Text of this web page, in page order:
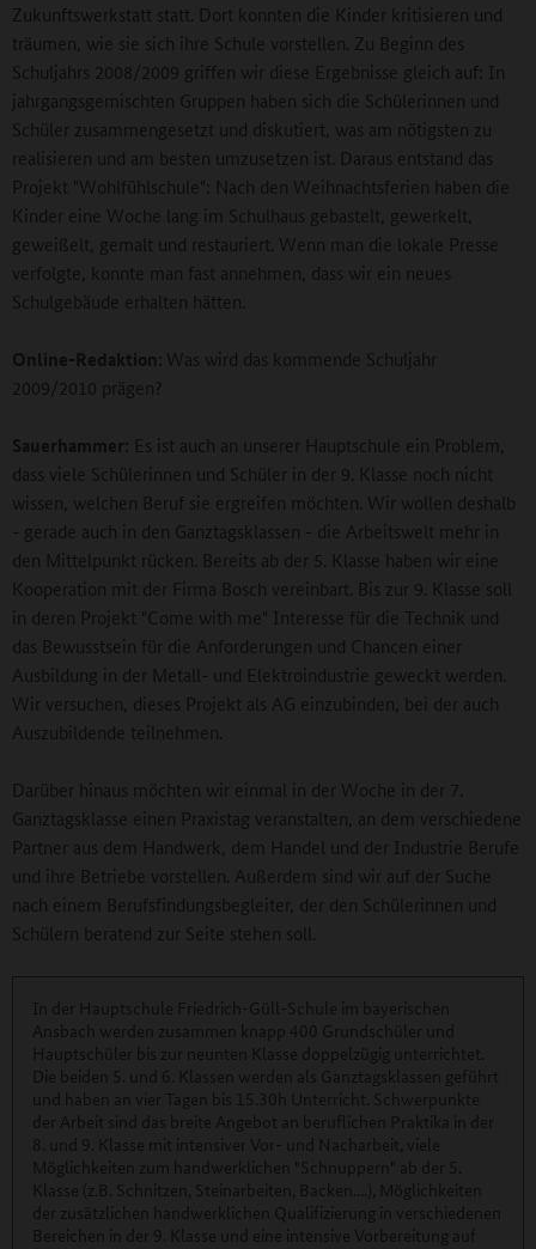
Zukunftswerkstatt statt. Dort konnten die Kinder kritisieren und
träumen, wie sie sich ihre Schule vorstellen. Zu Beginn des
Schuljahrs 2008/2009 griffen wir diese Ergebnisse gleich auf: In
jahrgangsgemischten Gruppen haben sich die Schülerinnen und
Schüler zusammengesetzt und diskutiert, was am nötigsten zu
realisieren und am besten umzusetzen ist. Daraus entstand das
Projekt "Wohlfühlschule": Nach den Weihnachtsferien haben die
Kinder eine Woche lang im Schulhaus gebastelt, gewerkelt,
geweißelt, gemalt und restauriert. Wenn man die lokale Presse
verfolgte, konnte man fast annehmen, dass wir ein neues
Schulgebäude erhalten hätten.
Online-Redaktion: Was wird das kommende Schuljahr
2009/2010 prägen?
Sauerhammer: Es ist auch an unserer Hauptschule ein Problem,
dass viele Schülerinnen und Schüler in der 9. Klasse noch nicht
wissen, welchen Beruf sie ergreifen möchten. Wir wollen deshalb
- gerade auch in den Ganztagsklassen - die Arbeitswelt mehr in
den Mittelpunkt rücken. Bereits ab der 5. Klasse haben wir eine
Kooperation mit der Firma Bosch vereinbart. Bis zur 9. Klasse soll
in deren Projekt "Come with me" Interesse für die Technik und
das Bewusstsein für die Anforderungen und Chancen einer
Ausbildung in der Metall- und Elektroindustrie geweckt werden.
Wir versuchen, dieses Projekt als AG einzubinden, bei der auch
Auszubildende teilnehmen.
Darüber hinaus möchten wir einmal in der Woche in der 7.
Ganztagsklasse einen Praxistag veranstalten, an dem verschiedene
Partner aus dem Handwerk, dem Handel und der Industrie Berufe
und ihre Betriebe vorstellen. Außerdem sind wir auf der Suche
nach einem Berufsfindungsbegleiter, der den Schülerinnen und
Schülern beratend zur Seite stehen soll.